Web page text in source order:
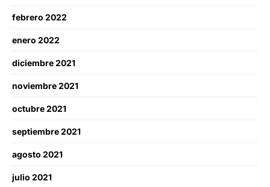
febrero 2022
enero 2022
diciembre 2021
noviembre 2021
octubre 2021
septiembre 2021
agosto 2021
julio 2021